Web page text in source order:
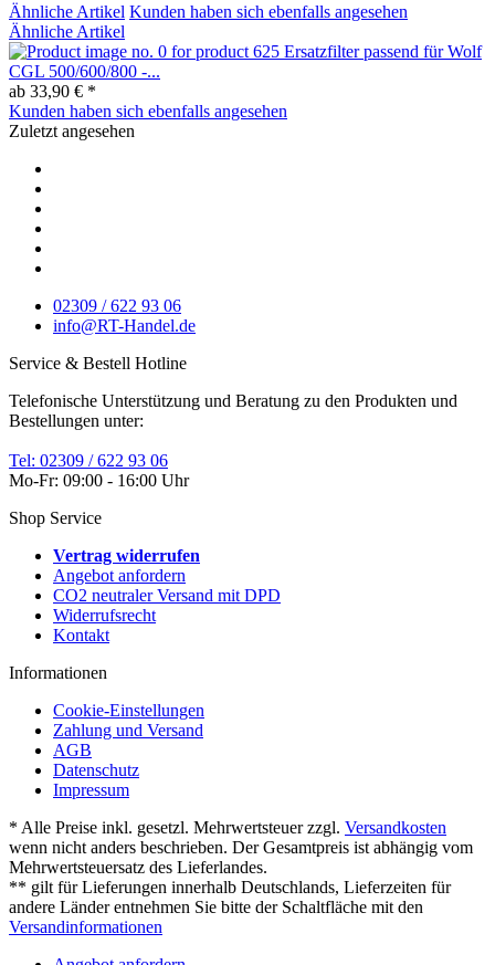
Ähnliche Artikel Kunden haben sich ebenfalls angesehen
Ähnliche Artikel
Ersatzfilter passend für Wolf
CGL 500/600/800 -...
ab 33,90 € *
Kunden haben sich ebenfalls angesehen
Zuletzt angesehen
02309 / 622 93 06
info@RT-Handel.de
Service & Bestell Hotline
Telefonische Unterstützung und Beratung zu den Produkten und
Bestellungen unter:
Tel: 02309 / 622 93 06
Mo-Fr: 09:00 - 16:00 Uhr
Shop Service
Vertrag widerrufen
Angebot anfordern
CO2 neutraler Versand mit DPD
Widerrufsrecht
Kontakt
Informationen
Cookie-Einstellungen
Zahlung und Versand
AGB
Datenschutz
Impressum
* Alle Preise inkl. gesetzl. Mehrwertsteuer zzgl. Versandkosten
wenn nicht anders beschrieben. Der Gesamtpreis ist abhängig vom
Mehrwertsteuersatz des Lieferlandes.
** gilt für Lieferungen innerhalb Deutschlands, Lieferzeiten für
andere Länder entnehmen Sie bitte der Schaltfläche mit den
Versandinformationen